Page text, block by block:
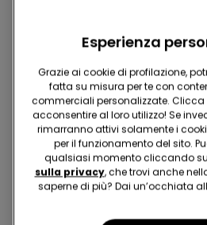
Cotone Organico
Leggings in Cotone
Organico
3
Esperienza
Grazie ai cookie di profilazione,
fatta su misura per te con
commerciali personalizzate. Clicca
acconsentire al loro utilizzo! Se
rimarranno attivi solamente i
per il funzionamento del sito.
qualsiasi momento cliccando su
sulla privacy, che trovi anche
saperne di più? Dai un’occhiata